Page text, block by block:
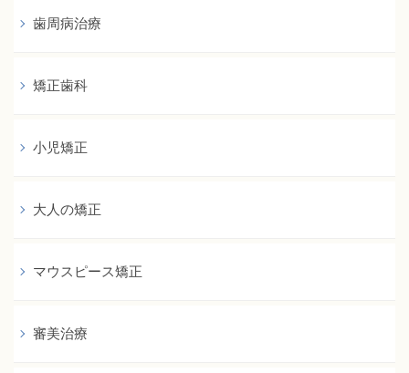
歯周病治療
矯正歯科
小児矯正
大人の矯正
マウスピース矯正
審美治療